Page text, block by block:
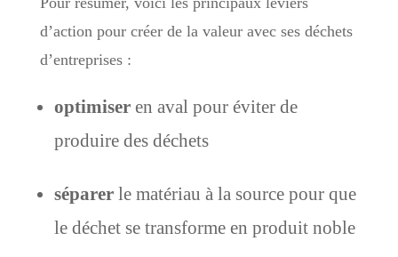
d’action pour créer de la valeur avec ses déchets
d’entreprises :
optimiseren aval pour éviter de
produire des déchets
séparer le matériau à la source pour que
le déchet se transforme en produit noble